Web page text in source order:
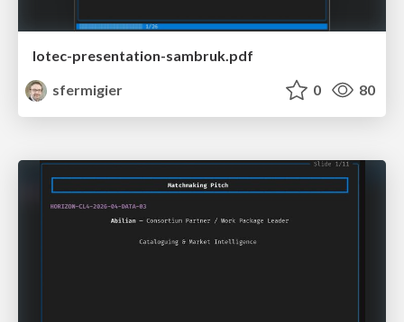
lotec-presentation-sambruk.pdf
sfermigier
0 80